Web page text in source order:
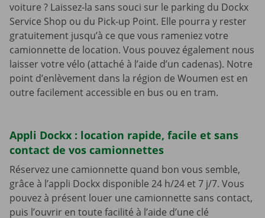
voiture ? Laissez-la sans souci sur le parking du Dockx
Service Shop ou du Pick-up Point. Elle pourra y rester
gratuitement jusqu’à ce que vous rameniez votre
camionnette de location. Vous pouvez également nous
laisser votre vélo (attaché à l’aide d’un cadenas). Notre
point d’enlèvement dans la région de Woumen est en
outre facilement accessible en bus ou en tram.
Appli Dockx : location rapide, facile et sans
contact de vos camionnettes
Réservez une camionnette quand bon vous semble,
grâce à l’appli Dockx disponible 24 h/24 et 7 j/7. Vous
pouvez à présent louer une camionnette sans contact,
puis l’ouvrir en toute facilité à l’aide d’une clé